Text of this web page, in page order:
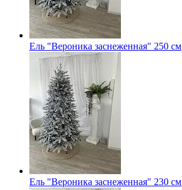
Ель "Вероника заснеженная" 250 см
Ель "Вероника заснеженная" 230 см